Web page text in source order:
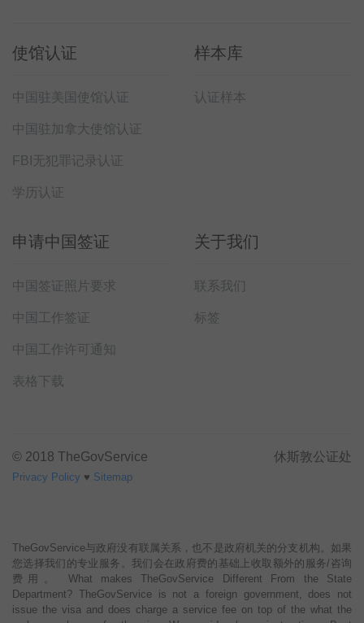
使馆认证
中国驻美国使馆认证
中国驻加拿大使馆认证
FBI无犯罪记录认证
学历认证
样本库
认证样本
申请中国签证
中国签证照片要求
中国工作签证
中国工作许可通知
表格下载
关于我们
联系我们
标签
© 2018 TheGovService
Privacy Policy ♥ Sitemap
休斯敦公证处
TheGovService与政府没有联属关系，也不是政府机关的分支机构。如果
您选择我们的专业服务。我们会在政府费的基础上收取额外的服务/咨询
费用。 What makes TheGovService Different From the State
Department? TheGovService is not a foreign government, does not
issue the visa and does charge a service fee on top of the what the